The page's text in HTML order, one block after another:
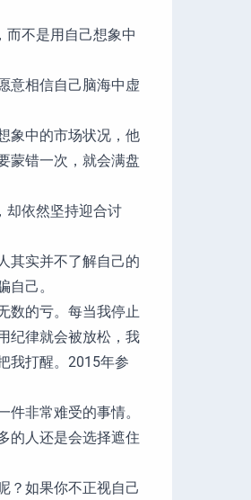
而不是用自己想象中
意相信自己脑海中虚
象中的市场状况，他
蒙错一次，就会满盘
却依然坚持迎合讨
其实并不了解自己的
己。
数的亏。每当我停止
纪律就会被放松，我
我打醒。2015年参
非常难受的事情。
的人还是会选择遮住
？如果你不正视自己